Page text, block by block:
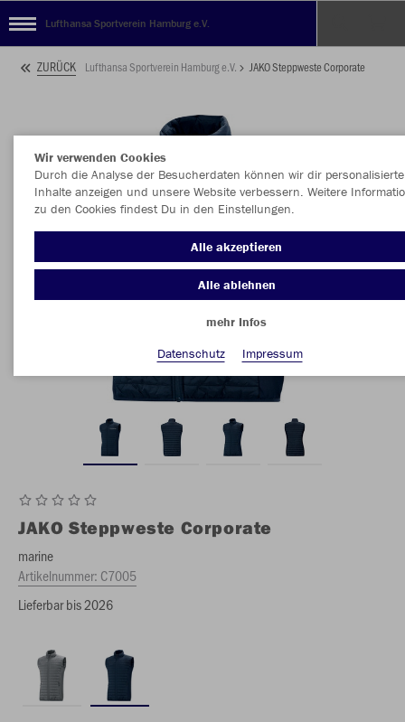
Lufthansa Sportverein Hamburg e.V.
ZURÜCK Lufthansa Sportverein Hamburg e.V. JAKO Steppweste Corporate
JAKO Steppweste Corporate
marine
Artikelnummer: C7005
Lieferbar bis 2026
Wir verwenden Cookies
Durch die Analyse der Besucherdaten können wir dir personalisierte
Inhalte anzeigen und unsere Website verbessern. Weitere
zu den Cookies findest Du in den Einstellungen.
Alle akzeptieren
Alle ablehnen
mehr Infos
Datenschutz
Impressum